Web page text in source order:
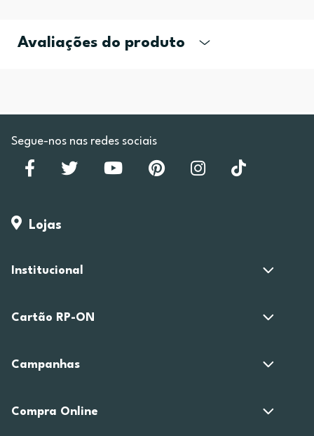
Avaliações do produto
Segue-nos nas redes sociais
Lojas
Institucional
Cartão RP-ON
Campanhas
Compra Online